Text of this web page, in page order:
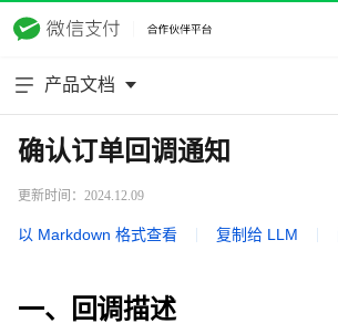
产品文档
确认订单回调通知
更新时间：2024.12.09
以 Markdown 格式查看 复制给 LLM
一、回调描述